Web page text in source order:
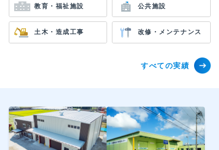
教育・福祉施設 公共施設
土木・造成工事 改修・メンテナンス
すべての実績